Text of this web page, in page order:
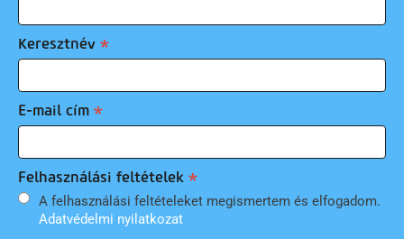
Keresztnév
E-mail cím
Felhasználási feltételek
A felhasználási feltételeket megismertem és elfogadom.
Adatvédelmi nyilatkozat